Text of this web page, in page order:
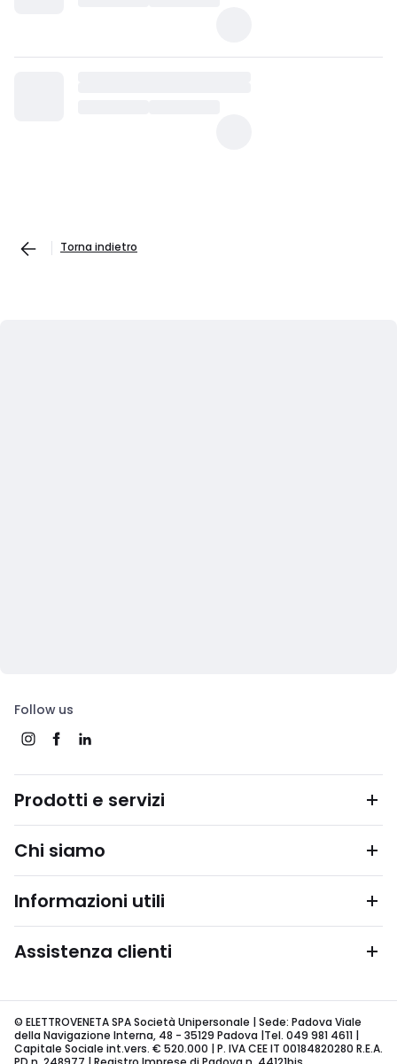
Torna indietro
Follow us
Prodotti e servizi
Chi siamo
Informazioni utili
Assistenza clienti
© ELETTROVENETA SPA Società Unipersonale | Sede: Padova Viale
della Navigazione Interna, 48 - 35129 Padova |Tel. 049 981 4611 |
Capitale Sociale int.vers. € 520.000 | P. IVA CEE IT 00184820280 R.E.A.